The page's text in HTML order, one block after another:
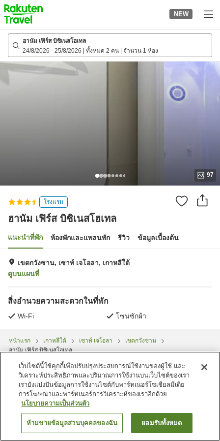
to
top
page
NEW
ฮานัม เฟิร์ส บิซิเนสโฮเทล
24/8/2026 - 25/8/2026 ทั้งหมด 2 คน จำนวน 1 ห้อง
97
โรงแรม
ฮานัม เฟิร์ส บิซิเนสโฮเทล
แนะนำที่พัก ห้องพักและแพลนพัก รีวิว ข้อมูลเบื้องต้น
เขตกวังซาน, เซาท์ เจโอลา, เกาหลีใต้
ดูบนแผนที่
สิ่งอำนวยความสะดวกในที่พัก
Wi-Fi โซนซักผ้า
หน้าแรก เกาหลีใต้ เซาท์ เจโอลา
เขตกวังซาน
ฮานัม เฟิร์ส บิซิเนสโฮเทล
ค้นหาห้องพัก
เว็บไซต์นี้ใช้คุกกี้เพื่อปรับปรุงประสบการณ์ใช้งานของผู้ใช้ และ
วิเคราะห์ประสิทธิภาพและปริมาณการใช้งานบนเว็บไซต์ของเรา
เรายังแบ่งปันข้อมูลการใช้งานไซต์กับพาร์ทเนอร์โซเชียลมีเดีย
การโฆษณาและพาร์ทเนอร์การวิเคราะห์ของเราอีกด้วย
นโยบายความเป็นส่วนตัว
ห้ามขายข้อมูลส่วนบุคคลของฉัน ยอมรับทั้งหมด